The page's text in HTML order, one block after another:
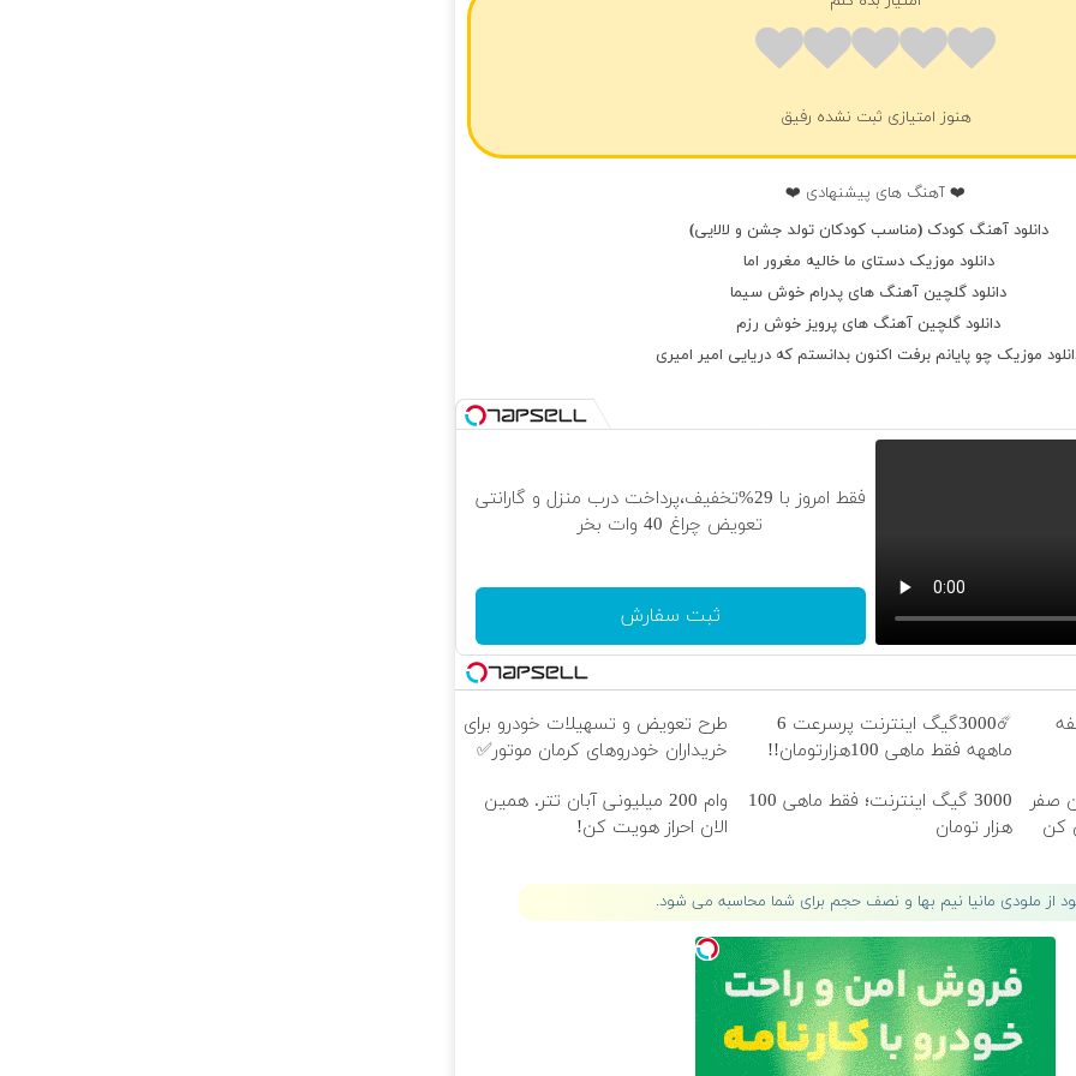
هنوز امتیازی ثبت نشده رفیق
❤️ آهنگ های پیشنهادی ❤️
دانلود آهنگ کودک (مناسب کودکان تولد جشن و لالایی)
دانلود موزیک دستای ما خالیه مغرور اما
دانلود گلچین آهنگ های پدرام خوش سیما
دانلود گلچین آهنگ های پرویز خوش رزم
موزیک چو پایانم برفت اکنون بدانستم که دریایی امیر امیری
فقط امروز با 29%تخفیف،پرداخت درب منزل و گارانتی
تعویض چراغ 40 وات بخر
ثبت سفارش
☄️3000گیگ اینترنت پرسرعت 6
ماههه فقط ماهی 100هزارتومان!!
طرح تعویض و تسهیلات خودرو برای
خریداران خودروهای کرمان موتور✅
صفر
کن
3000 گیگ اینترنت؛ فقط ماهی 100
هزار تومان
وام 200 میلیونی آبان تتر. همین
الان احراز هویت کن!
از ملودی مانیا نیم بها و نصف حجم برای شما محاسبه می شود.